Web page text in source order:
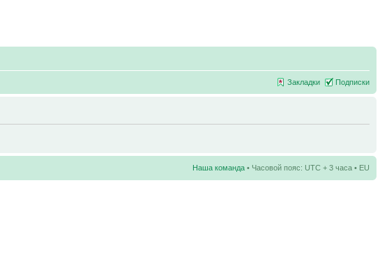
Закладки Подписки
Наша команда • Часовой пояс: UTC + 3 часа • EU